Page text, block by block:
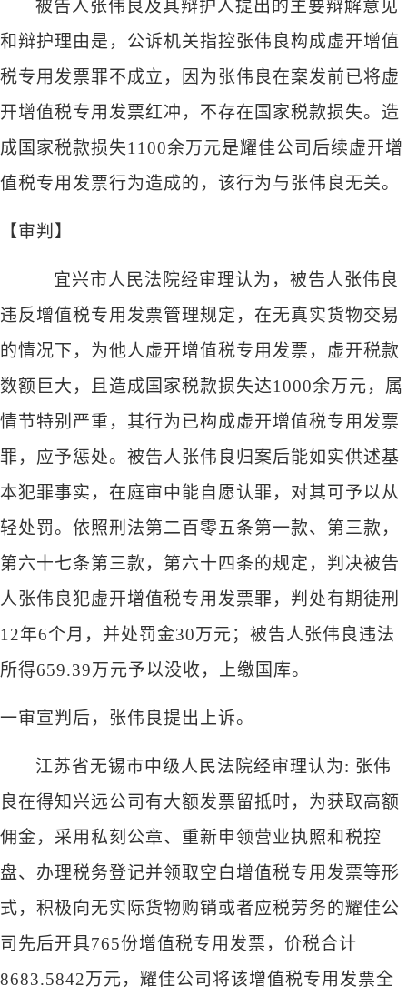
被告人张伟良及其辩护人提出的主要辩解意见
和辩护理由是，公诉机关指控张伟良构成虚开增值
税专用发票罪不成立，因为张伟良在案发前已将虚
开增值税专用发票红冲，不存在国家税款损失。造
成国家税款损失1100余万元是耀佳公司后续虚开增
值税专用发票行为造成的，该行为与张伟良无关。
【审判】
宜兴市人民法院经审理认为，被告人张伟良
违反增值税专用发票管理规定，在无真实货物交易
的情况下，为他人虚开增值税专用发票，虚开税款
数额巨大，且造成国家税款损失达1000余万元，属
情节特别严重，其行为已构成虚开增值税专用发票
罪，应予惩处。被告人张伟良归案后能如实供述基
本犯罪事实，在庭审中能自愿认罪，对其可予以从
轻处罚。依照刑法第二百零五条第一款、第三款，
第六十七条第三款，第六十四条的规定，判决被告
人张伟良犯虚开增值税专用发票罪，判处有期徒刑
12年6个月，并处罚金30万元；被告人张伟良违法
所得659.39万元予以没收，上缴国库。
一审宣判后，张伟良提出上诉。
江苏省无锡市中级人民法院经审理认为: 张伟
良在得知兴远公司有大额发票留抵时，为获取高额
佣金，采用私刻公章、重新申领营业执照和税控
盘、办理税务登记并领取空白增值税专用发票等形
式，积极向无实际货物购销或者应税劳务的耀佳公
司先后开具765份增值税专用发票，价税合计
8683.5842万元，耀佳公司将该增值税专用发票全